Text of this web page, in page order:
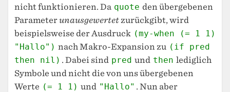
nicht funktionieren. Da quote den übergebenen
Parameterunausgewertetzurückgibt, wird
beispielsweise der Ausdruck (my-when (= 1 1)
"Hallo") nach Makro-Expansion zu (if pred
then nil) . Dabei sind pred und then lediglich
Symbole und nicht die von uns übergebenen
Werte (= 1 1) und "Hallo" . Nun aber